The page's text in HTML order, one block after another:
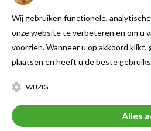
Wij gebruiken functionele,
onze website te verbeteren en om u
voorzien. Wanneer u op akkoord
plaatsen en heeft u de beste
WIJZIG
Alles